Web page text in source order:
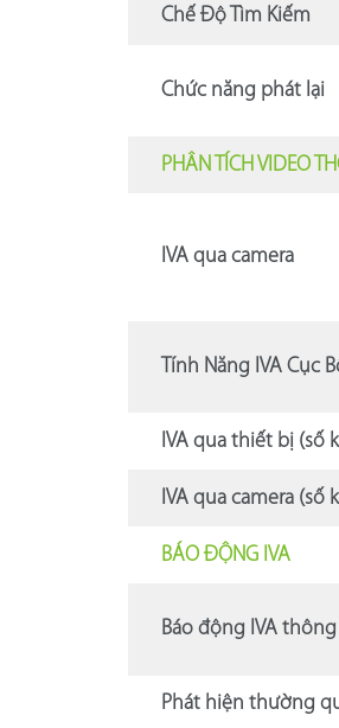
Chế Độ Tìm Kiếm
Chức năng phát lại
PHÂN TÍCH VIDEO
IVA qua camera
Tính Năng IVA Cục
IVA qua thiết bị (số
IVA qua camera (số
BÁO ĐỘNG IVA
Báo động IVA
Phát hiện thường